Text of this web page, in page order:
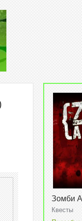
Зомби
Квесты